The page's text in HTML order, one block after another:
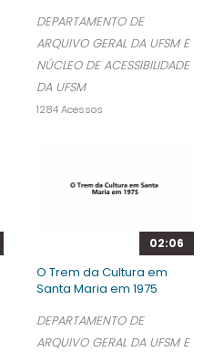
DEPARTAMENTO DE
ARQUIVO GERAL DA UFSM E
NÚCLEO DE ACESSIBILIDADE
DA UFSM
1284 Acessos
02:06
O Trem da Cultura em
Santa Maria em 1975
DEPARTAMENTO DE
ARQUIVO GERAL DA UFSM E